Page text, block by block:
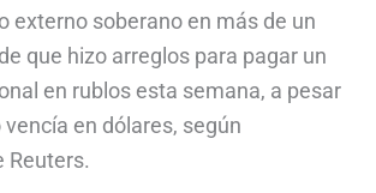
externo soberano en más de un
que hizo arreglos para pagar un
en rublos esta semana, a pesar
en dólares, según
Reuters.